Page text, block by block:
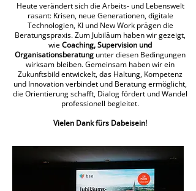
Heute verändert sich die Arbeits- und Lebenswelt
rasant: Krisen, neue Generationen, digitale
Technologien, KI und New Work prägen die
Beratungspraxis.Zum Jubiläum haben wir gezeigt,
wieCoaching, Supervision und
Organisationsberatung unter diesen Bedingungen
wirksam bleiben. Gemeinsam haben wir ein
Zukunftsbild entwickelt, das Haltung, Kompetenz
und Innovation verbindet und Beratung ermöglicht,
die Orientierung schafft, Dialog fördert und Wandel
professionell begleitet.
Vielen Dank fürs Dabeisein!